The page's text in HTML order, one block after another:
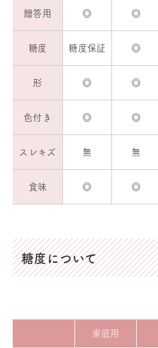
贈答用 ◎ ◎
糖度 糖度保証 ◎
形 ◎ ◎
色付き ◎ ◎
スレキズ 無 無
食味 ◎ ◎
糖度について
家庭用